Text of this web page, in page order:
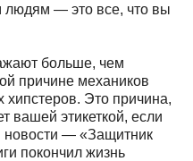
людям — это все, что вы
больше, чем
причине механиков
Это причина,
вашей этикеткой, если
новости — «Защитник
покончил жизнь